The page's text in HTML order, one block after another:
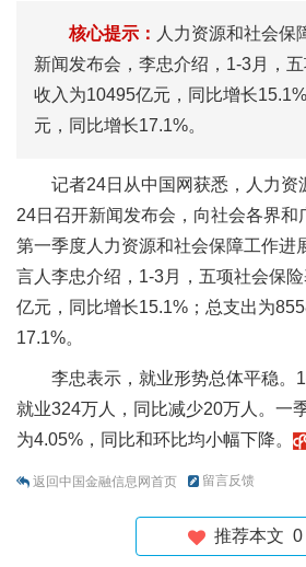
核心提示： 人力资源和社会保
新闻发布会，李忠介绍，1-3月，
收入为10495亿元，同比增长
元，同比增长17.1%。
记者24日从中国网获悉，人力资
24日召开新闻发布会，向社会各界和
第一季度人力资源和社会保障工作进
言人李忠介绍，1-3月，五项社会保
亿元，同比增长15.1%；总支出为
17.1%。
李忠表示，就业形势总体平稳
就业324万人，同比减少20万人。一
为4.05%，同比和环比均小幅下降。
返回中国金融信息网首页 留言反馈
推荐本文 0